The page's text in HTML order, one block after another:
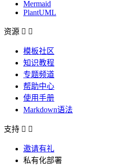
Mermaid
PlantUML
资源  
模板社区
知识教程
专题频道
帮助中心
使用手册
Markdown语法
支持  
邀请有礼
私有化部署